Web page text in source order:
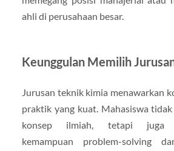
ahli di perusahaan besar.
Keunggulan Memilih
Jurusan teknik kimia menawarkan
praktik yang kuat. Mahasiswa
konsep ilmiah, tetapi juga
kemampuan problem-solving